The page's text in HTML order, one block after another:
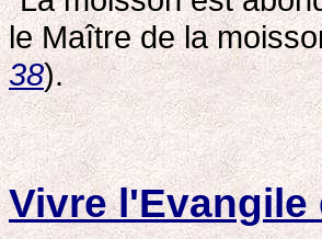
le Maître de la
38).
Vivre